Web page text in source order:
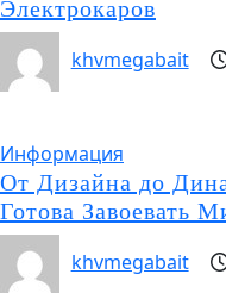
Электрокаров
khvmegabait
Информация
От Дизайна до
Готова Завоевать
khvmegabait